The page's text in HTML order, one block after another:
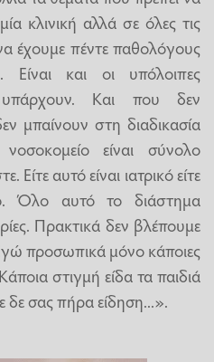
κλινική αλλά σε όλες τις
έχουμε πέντε παθολόγους
Είναι και οι υπόλοιπες
υπάρχουν. Και που δεν
μπαίνουν στη διαδικασία
είναι σύνολο
αυτό είναι ιατρικό είτε
Όλο αυτό το διάστημα
Πρακτικά δεν βλέπουμε
προσωπικά μόνο κάποιες
στιγμή είδα τα παιδιά
δε σας πήρα είδηση...».